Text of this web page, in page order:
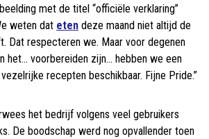
met de titel “officiële verklaring”
weten dat eten deze maand niet altijd de
Dat respecteren we. Maar voor degenen
het... voorbereiden zijn... hebben we een
recepten beschikbaar. Fijne Pride.”
het bedrijf volgens veel gebruikers
De boodschap werd nog opvallender toen